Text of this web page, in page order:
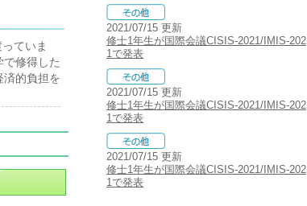
ていま
修得した
済的負担を
2021/07/15 更新
修士1年生が国際会議CISIS-2021/IMIS-202
1で発表
2021/07/15 更新
修士1年生が国際会議CISIS-2021/IMIS-202
1で発表
2021/07/15 更新
修士1年生が国際会議CISIS-2021/IMIS-202
1で発表